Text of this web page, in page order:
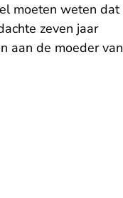
moeten weten dat
zeven jaar
aan de moeder van